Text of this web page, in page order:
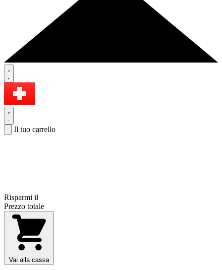
Il tuo carrello
Risparmi il
Prezzo totale
Vai alla cassa